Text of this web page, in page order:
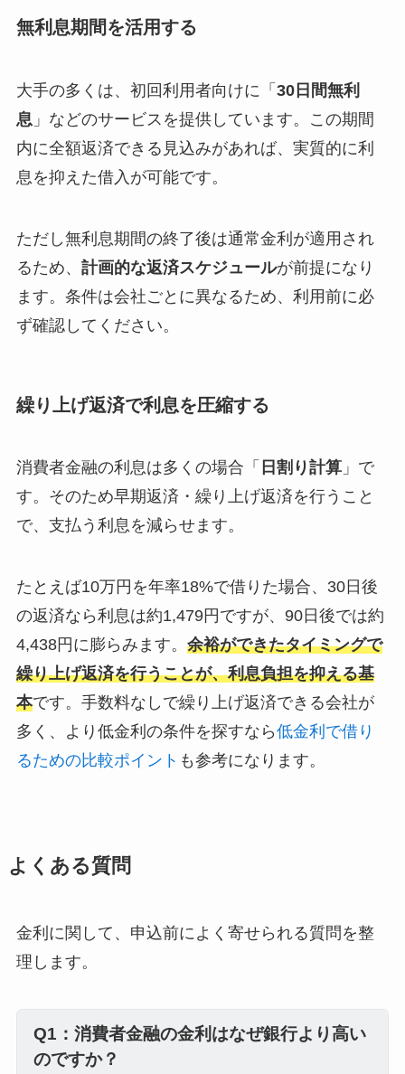
無利息期間を活用する
大手の多くは、初回利用者向けに「 30日間無利
息 」などのサービスを提供しています。この期間
内に全額返済できる見込みがあれば、実質的に利
息を抑えた借入が可能です。
ただし無利息期間の終了後は通常金利が適用され
るため、 計画的な返済スケジュールが前提になり
ます。条件は会社ごとに異なるため、利用前に必
ず確認してください。
繰り上げ返済で利息を圧縮する
消費者金融の利息は多くの場合「 日割り計算」で
す。そのため早期返済・繰り上げ返済を行うこと
で、支払う利息を減らせます。
たとえば10万円を年率18%で借りた場合、30日後
の返済なら利息は約1,479円ですが、90日後では約
4,438円に膨らみます。 余裕ができたタイミングで
繰り上げ返済を行うことが、利息負担を抑える基
本です。手数料なしで繰り上げ返済できる会社が
多く、より低金利の条件を探すなら低金利で借り
るための比較ポイント も参考になります。
よくある質問
金利に関して、申込前によく寄せられる質問を整
理します。
Q1：消費者金融の金利はなぜ銀行より高い
のですか？